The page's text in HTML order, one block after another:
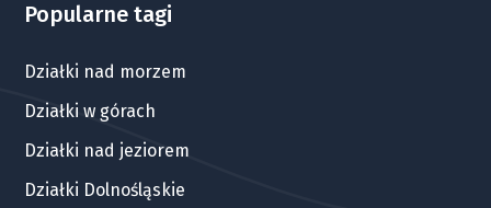
Popularne tagi
Działki nad morzem
Działki w górach
Działki nad jeziorem
Działki Dolnośląskie